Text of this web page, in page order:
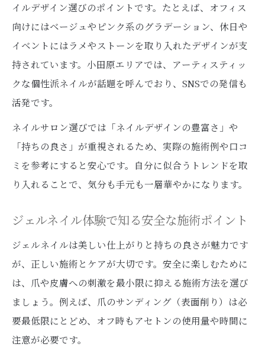
イルデザイン選びのポイントです。たとえば、オフィス
向けにはベージュやピンク系のグラデーション、休日や
イベントにはラメやストーンを取り入れたデザインが支
持されています。小田原エリアでは、アーティスティッ
クな個性派ネイルが話題を呼んでおり、SNSでの発信も
活発です。
ネイルサロン選びでは「ネイルデザインの豊富さ」や
「持ちの良さ」が重視されるため、実際の施術例や口コ
ミを参考にすると安心です。自分に似合うトレンドを取
り入れることで、気分も手元も一層華やかになります。
ジェルネイル体験で知る安全な施術ポイント
ジェルネイルは美しい仕上がりと持ちの良さが魅力です
が、正しい施術とケアが大切です。安全に楽しむために
は、爪や皮膚への刺激を最小限に抑える施術方法を選び
ましょう。例えば、爪のサンディング（表面削り）は必
要最低限にとどめ、オフ時もアセトンの使用量や時間に
注意が必要です。